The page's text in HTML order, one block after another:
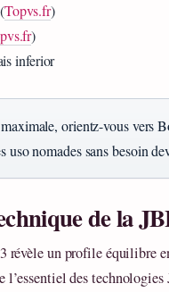
Topvs.fr)
)
inferior
orientz-vous vers
uso nomades sans besoin
de la
révèle un profile équilibre
des